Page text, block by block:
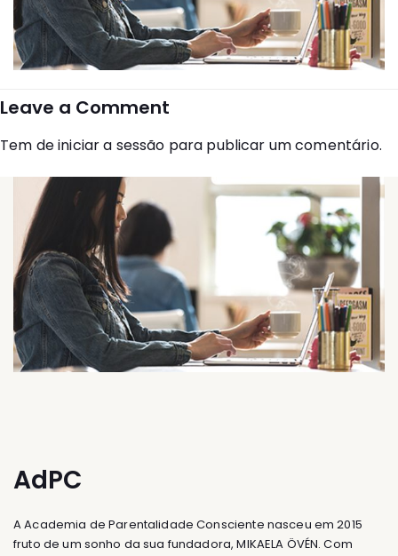
Leave a Comment
Tem deiniciar a sessão para publicar um comentário.
AdPC
A Academia de Parentalidade Consciente nasceu em 2015
fruto de um sonho da sua fundadora, MIKAELA ÖVÉN. Com